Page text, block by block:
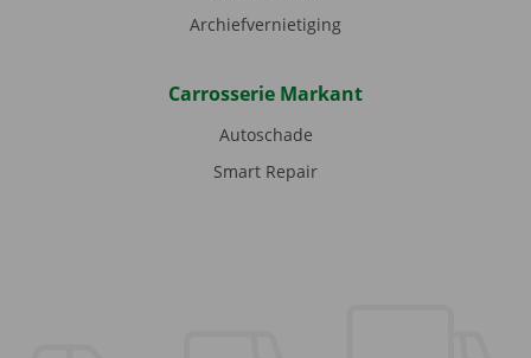
Archiefvernietiging
Carrosserie Markant
Autoschade
Smart Repair